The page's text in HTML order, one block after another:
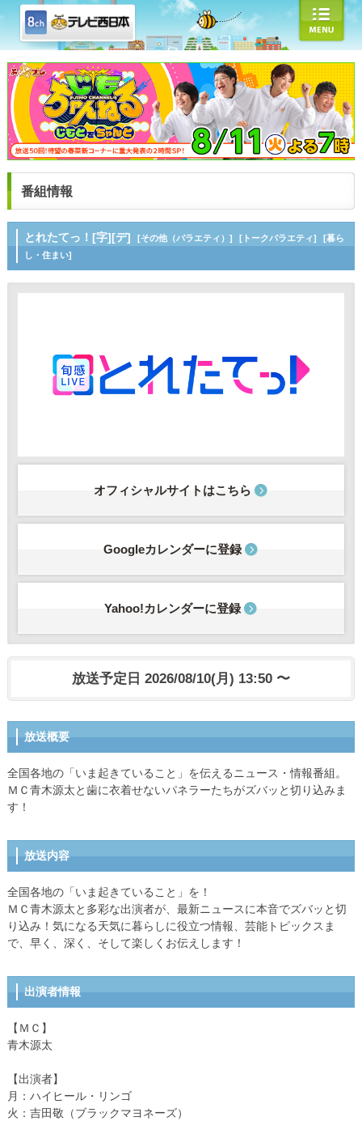
番組情報
とれたてっ！[字][デ] [その他（バラエティ）] [トークバラエティ]
[暮ら
し・住まい]
オフィシャルサイトはこちら
Googleカレンダーに登録
Yahoo!カレンダーに登録
放送予定日 2026/08/10(月) 13:50 〜
放送概要
全国各地の「いま起きていること」を伝えるニュース・情報番組。
ＭＣ青木源太と歯に衣着せないパネラーたちがズバッと切り込みま
す！
放送内容
全国各地の「いま起きていること」を！
ＭＣ青木源太と多彩な出演者が、最新ニュースに本音でズバッと切
り込み！気になる天気に暮らしに役立つ情報、芸能トピックスま
で、早く、深く、そして楽しくお伝えします！
出演者情報
【ＭＣ】
青木源太
【出演者】
月：ハイヒール・リンゴ
火：吉田敬（ブラックマヨネーズ）